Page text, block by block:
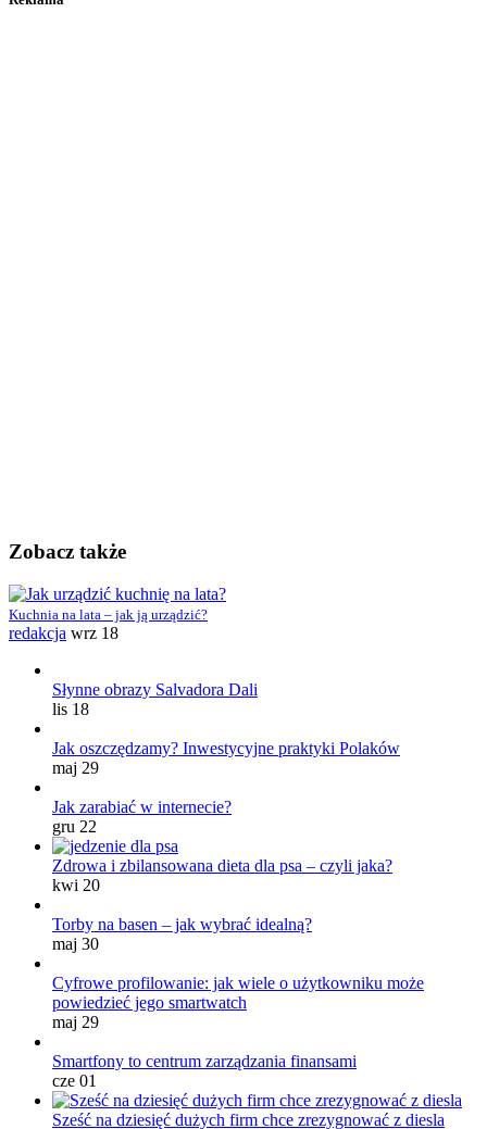
Zobacz także
Kuchnia na lata – jak ją urządzić?
redakcja wrz 18
Słynne obrazy Salvadora Dali
lis 18
Jak oszczędzamy? Inwestycyjne praktyki Polaków
maj 29
Jak zarabiać w internecie?
gru 22
Zdrowa i zbilansowana dieta dla psa – czyli jaka?
kwi 20
Torby na basen – jak wybrać idealną?
maj 30
Cyfrowe profilowanie: jak wiele o użytkowniku może
powiedzieć jego smartwatch
maj 29
Smartfony to centrum zarządzania finansami
cze 01
Sześć na dziesięć dużych firm chce zrezygnować z diesla